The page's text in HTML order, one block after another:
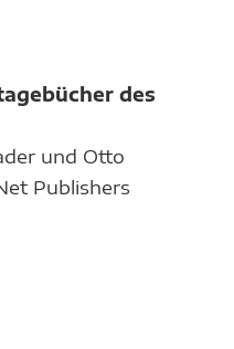
des
und Otto
Publishers